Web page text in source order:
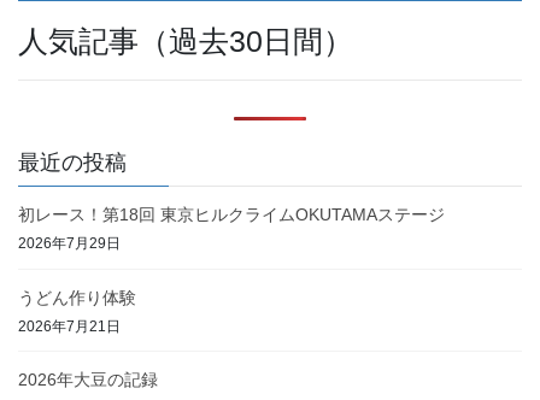
人気記事（過去30日間）
最近の投稿
初レース！第18回 東京ヒルクライムOKUTAMAステージ
2026年7月29日
うどん作り体験
2026年7月21日
2026年大豆の記録